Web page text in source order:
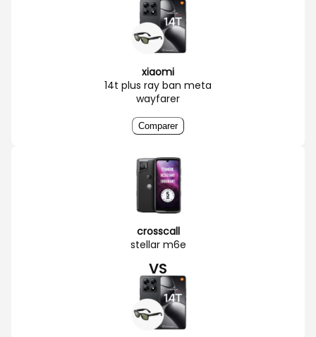
xiaomi
14t plus ray ban meta
wayfarer
Comparer
crosscall
stellar m6e
VS